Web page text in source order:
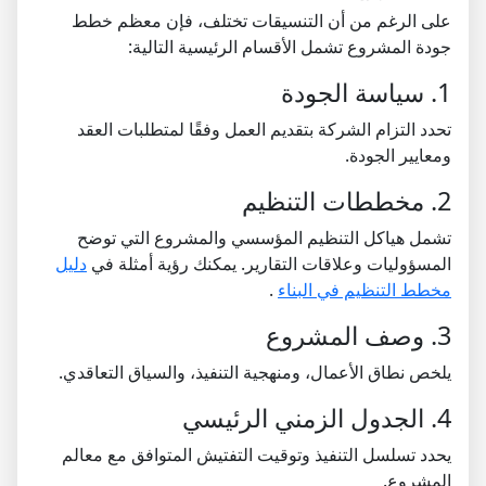
على الرغم من أن التنسيقات تختلف، فإن معظم خطط
جودة المشروع تشمل الأقسام الرئيسية التالية:
1. سياسة الجودة
تحدد التزام الشركة بتقديم العمل وفقًا لمتطلبات العقد
ومعايير الجودة.
2. مخططات التنظيم
تشمل هياكل التنظيم المؤسسي والمشروع التي توضح
المسؤوليات وعلاقات التقارير. يمكنك رؤية أمثلة في دليل
مخطط التنظيم في البناء .
3. وصف المشروع
يلخص نطاق الأعمال، ومنهجية التنفيذ، والسياق التعاقدي.
4. الجدول الزمني الرئيسي
يحدد تسلسل التنفيذ وتوقيت التفتيش المتوافق مع معالم
المشروع.